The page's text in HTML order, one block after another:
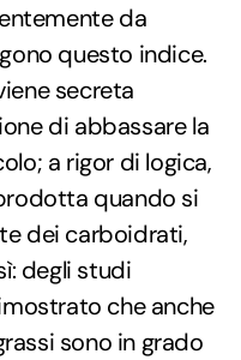
da
questo indice.
secreta
di abbassare la
a rigor di logica,
quando si
dei carboidrati,
degli studi
che anche
sono in grado